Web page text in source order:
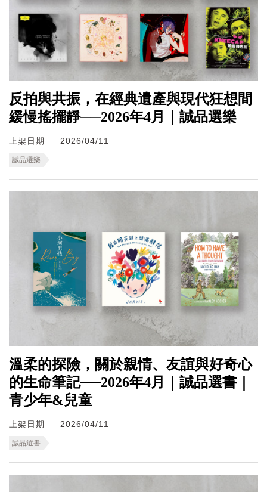
反拍與共振，在經典遺產與現代狂想間
緩慢搖擺靜──2026年4月｜誠品選樂
上架日期 2026/04/11
誠品選樂
溫柔的探險，關於親情、友誼與好奇心
的生命筆記──2026年4月｜誠品選書｜
青少年&兒童
上架日期 2026/04/11
誠品選書